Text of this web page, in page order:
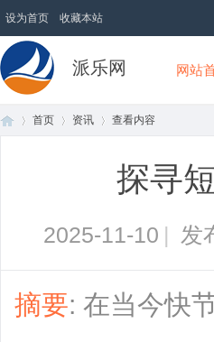
设为首页 收藏本站
派乐网 网站
首页 资讯 查看内容
探寻
2025-11-10 | 发
摘要: 在当今快